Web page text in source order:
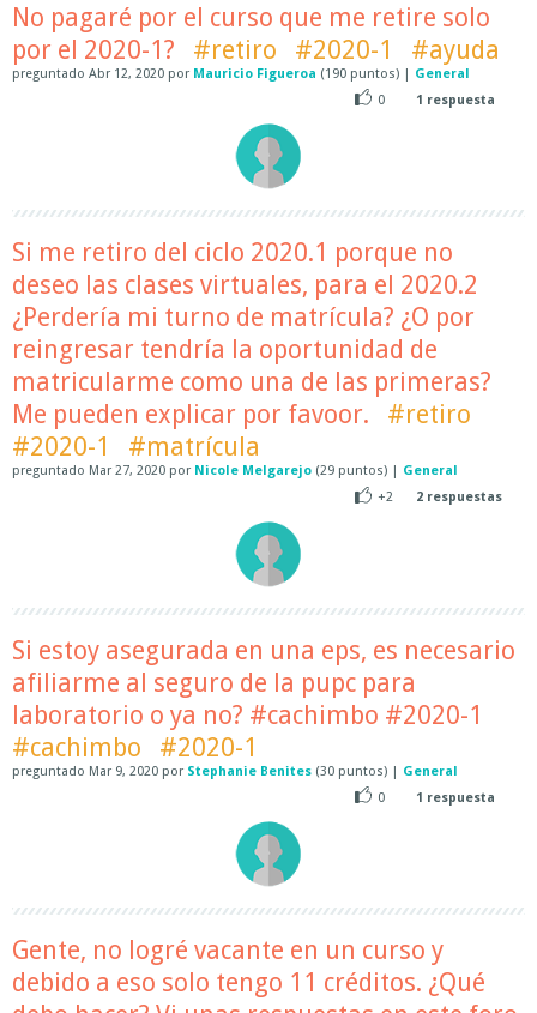
No pagaré por el curso que me retire solo
por el 2020-1?
#retiro #2020-1 #ayuda
preguntado Abr 12, 2020 por Mauricio Figueroa (190 puntos) | General
0
1 respuesta
Si me retiro del ciclo 2020.1 porque no
deseo las clases virtuales, para el 2020.2
¿Perdería mi turno de matrícula? ¿O por
reingresar tendría la oportunidad de
matricularme como una de las primeras?
Me pueden explicar por favoor.
#retiro
#2020-1
#matrícula
preguntado Mar 27, 2020 por Nicole Melgarejo (29 puntos) | General
+2
2 respuestas
Si estoy asegurada en una eps, es necesario
afiliarme al seguro de la pupc para
laboratorio o ya no? #cachimbo #2020-1
#cachimbo
#2020-1
preguntado Mar 9, 2020 por Stephanie Benites (30 puntos) | General
0
1 respuesta
Gente, no logré vacante en un curso y
debido a eso solo tengo 11 créditos. ¿Qué